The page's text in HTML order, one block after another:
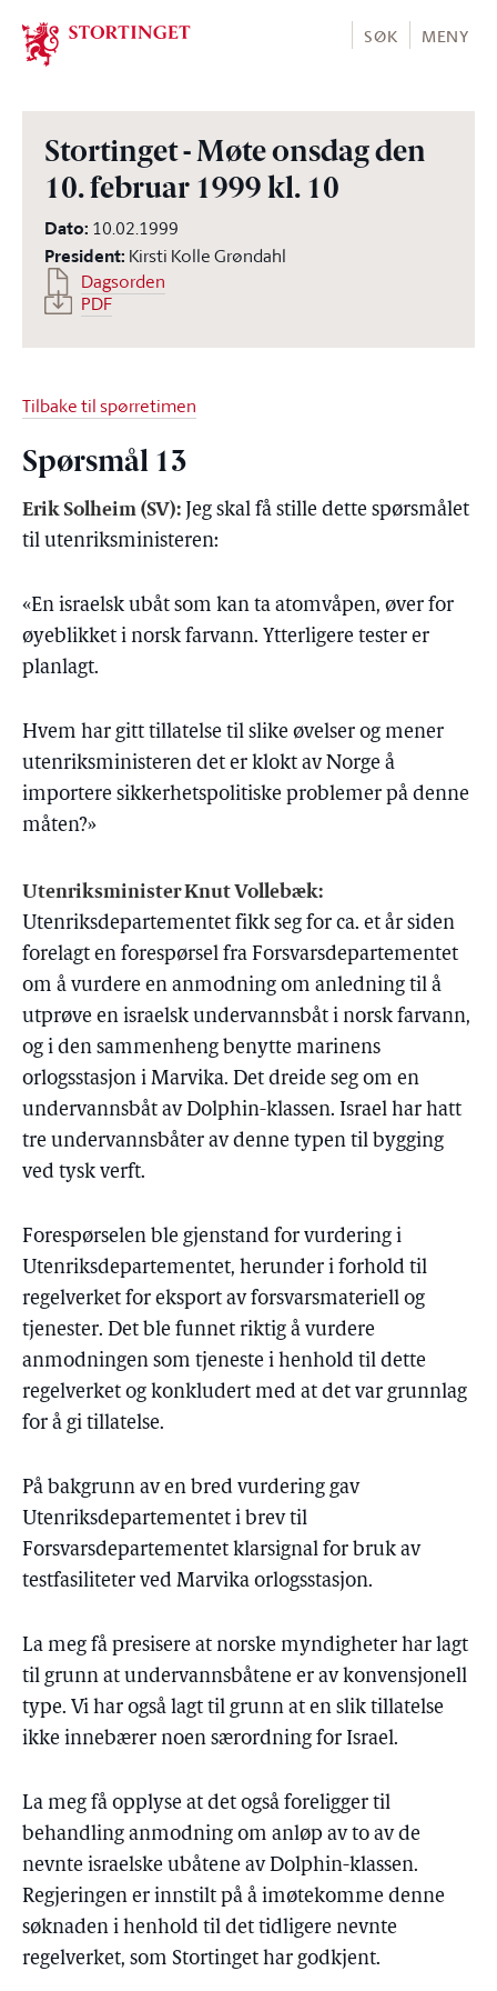
Stortinget.no
SØK MENY
Stortinget - Møte onsdag den
10. februar 1999 kl. 10
Dato: 10.02.1999
President: Kirsti Kolle Grøndahl
Dagsorden
PDF
Tilbake til spørretimen
Spørsmål 13
Erik Solheim (SV): Jeg skal få stille dette spørsmålet
til utenriksministeren:
«En israelsk ubåt som kan ta atomvåpen, øver for
øyeblikket i norsk farvann. Ytterligere tester er
planlagt.
Hvem har gitt tillatelse til slike øvelser og mener
utenriksministeren det er klokt av Norge å
importere sikkerhetspolitiske problemer på denne
måten?»
Utenriksminister Knut Vollebæk:
Utenriksdepartementet fikk seg for ca. et år siden
forelagt en forespørsel fra Forsvarsdepartementet
om å vurdere en anmodning om anledning til å
utprøve en israelsk undervannsbåt i norsk farvann,
og i den sammenheng benytte marinens
orlogsstasjon i Marvika. Det dreide seg om en
undervannsbåt av Dolphin-klassen. Israel har hatt
tre undervannsbåter av denne typen til bygging
ved tysk verft.
Forespørselen ble gjenstand for vurdering i
Utenriksdepartementet, herunder i forhold til
regelverket for eksport av forsvarsmateriell og
tjenester. Det ble funnet riktig å vurdere
anmodningen som tjeneste i henhold til dette
regelverket og konkludert med at det var grunnlag
for å gi tillatelse.
På bakgrunn av en bred vurdering gav
Utenriksdepartementet i brev til
Forsvarsdepartementet klarsignal for bruk av
testfasiliteter ved Marvika orlogsstasjon.
La meg få presisere at norske myndigheter har lagt
til grunn at undervannsbåtene er av konvensjonell
type. Vi har også lagt til grunn at en slik tillatelse
ikke innebærer noen særordning for Israel.
La meg få opplyse at det også foreligger til
behandling anmodning om anløp av to av de
nevnte israelske ubåtene av Dolphin-klassen.
Regjeringen er innstilt på å imøtekomme denne
søknaden i henhold til det tidligere nevnte
regelverket, som Stortinget har godkjent.